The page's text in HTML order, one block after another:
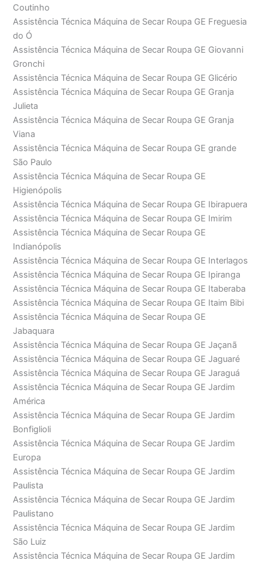
Coutinho
Assistência Técnica Máquina de Secar Roupa GE Freguesia
do Ó
Assistência Técnica Máquina de Secar Roupa GE Giovanni
Gronchi
Assistência Técnica Máquina de Secar Roupa GE Glicério
Assistência Técnica Máquina de Secar Roupa GE Granja
Julieta
Assistência Técnica Máquina de Secar Roupa GE Granja
Viana
Assistência Técnica Máquina de Secar Roupa GE grande
São Paulo
Assistência Técnica Máquina de Secar Roupa GE
Higienópolis
Assistência Técnica Máquina de Secar Roupa GE Ibirapuera
Assistência Técnica Máquina de Secar Roupa GE Imirim
Assistência Técnica Máquina de Secar Roupa GE
Indianópolis
Assistência Técnica Máquina de Secar Roupa GE Interlagos
Assistência Técnica Máquina de Secar Roupa GE Ipiranga
Assistência Técnica Máquina de Secar Roupa GE Itaberaba
Assistência Técnica Máquina de Secar Roupa GE Itaim Bibi
Assistência Técnica Máquina de Secar Roupa GE
Jabaquara
Assistência Técnica Máquina de Secar Roupa GE Jaçanã
Assistência Técnica Máquina de Secar Roupa GE Jaguaré
Assistência Técnica Máquina de Secar Roupa GE Jaraguá
Assistência Técnica Máquina de Secar Roupa GE Jardim
América
Assistência Técnica Máquina de Secar Roupa GE Jardim
Bonfiglioli
Assistência Técnica Máquina de Secar Roupa GE Jardim
Europa
Assistência Técnica Máquina de Secar Roupa GE Jardim
Paulista
Assistência Técnica Máquina de Secar Roupa GE Jardim
Paulistano
Assistência Técnica Máquina de Secar Roupa GE Jardim
São Luiz
Assistência Técnica Máquina de Secar Roupa GE Jardim